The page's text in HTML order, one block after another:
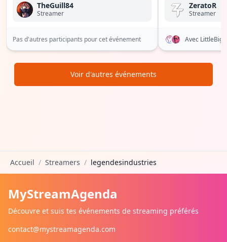
TheGuill84
Streamer
Pas d'autres participants pour cet événement
ZeratoR
Streamer
Avec
Voir d'autres événements
Accueil / Streamers / legendesindustries
MyStreamAgenda
Découvre et suis tes événements de streaming préférés
contact@mystreamagenda.com